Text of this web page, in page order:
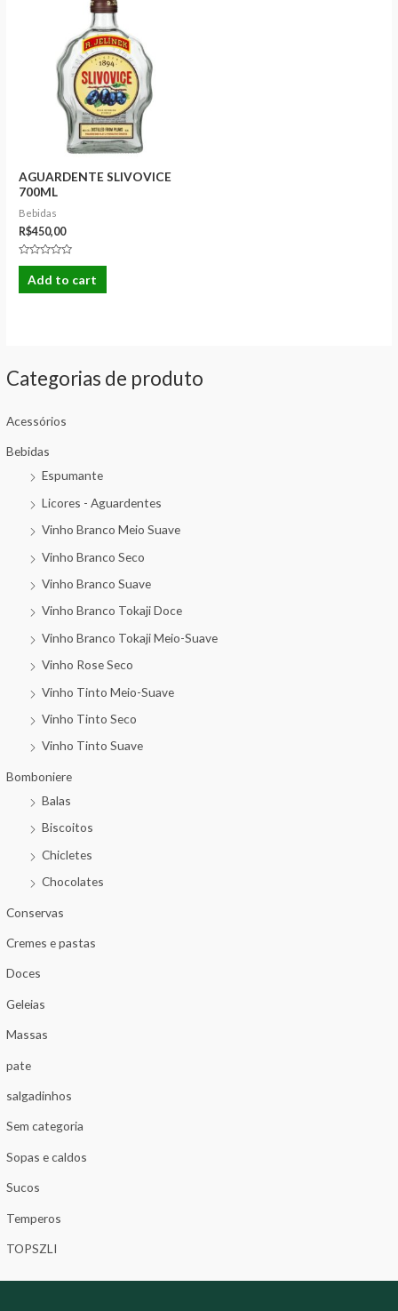
Categorias de produto
Acessórios
Bebidas
Espumante
Licores - Aguardentes
Vinho Branco Meio Suave
Vinho Branco Seco
Vinho Branco Suave
Vinho Branco Tokaji Doce
Vinho Branco Tokaji Meio-Suave
Vinho Rose Seco
Vinho Tinto Meio-Suave
Vinho Tinto Seco
Vinho Tinto Suave
Bomboniere
Balas
Biscoitos
Chicletes
Chocolates
Conservas
Cremes e pastas
Doces
Geleias
Massas
pate
salgadinhos
Sem categoria
Sopas e caldos
Sucos
Temperos
TOPSZLI
AGUARDENTE SLIVOVICE
700ML
Bebidas
R$450,00
Rated
out
of
Add to cart